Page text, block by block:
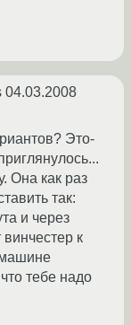
04.03.2008
Это-
Она как раз
так:
и через
к
тебе надо